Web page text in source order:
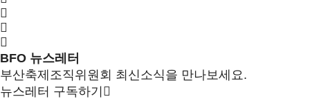
BFO 뉴스레터
부산축제조직위원회 최신소식을 만나보세요.
뉴스레터 구독하기